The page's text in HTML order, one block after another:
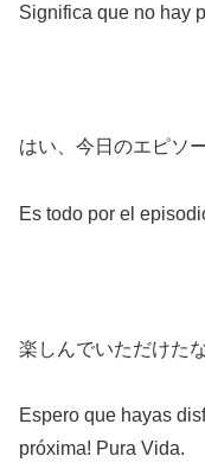
Significa que no hay
はい、今日のエピソ
Es todo por el
楽しんでいただけた
Espero que hayas
próxima! Pura Vida.